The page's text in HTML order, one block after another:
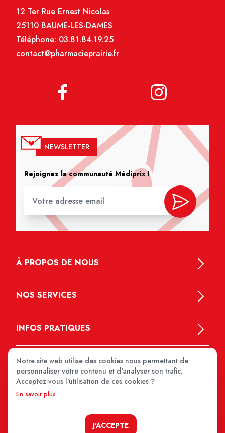
12 Ter Rue Ernest Nicolas
25110 BAUME-LES-DAMES
Téléphone: 03.81.84.19.25
contact@pharmacieprairie.fr
NEWSLETTER
Rejoignez la communauté Médiprix !
À PROPOS DE NOUS
NOS SERVICES
INFOS PRATIQUES
Notre site web utilise des cookies nous permettant de
personnaliser votre contenu et d'analyser son trafic.
Acceptez-vous l'utilisation de ces cookies ?
En savoir plus
J'ACCEPTE